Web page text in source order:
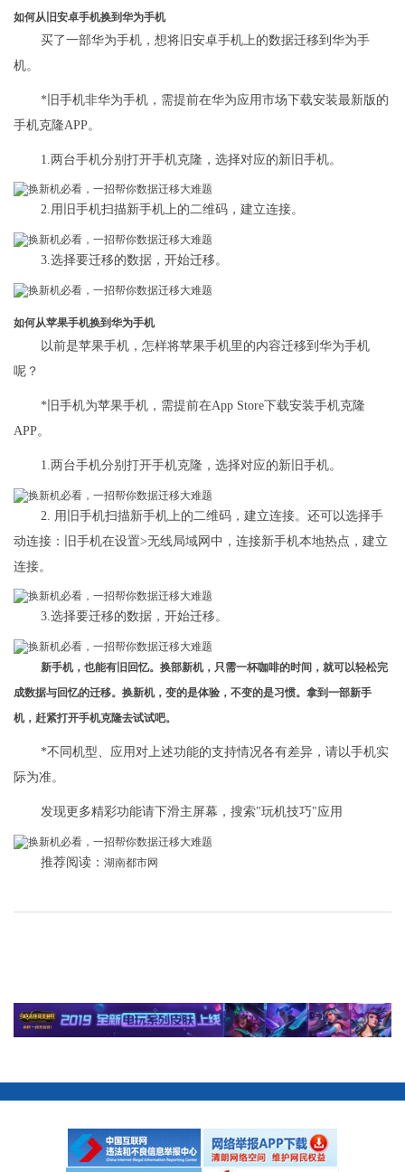
如何从旧安卓手机换到华为手机
买了一部华为手机，想将旧安卓手机上的数据迁移到华为手
机。
*旧手机非华为手机，需提前在华为应用市场下载安装最新版的
手机克隆APP。
1.两台手机分别打开手机克隆，选择对应的新旧手机。
2.用旧手机扫描新手机上的二维码，建立连接。
3.选择要迁移的数据，开始迁移。
如何从苹果手机换到华为手机
以前是苹果手机，怎样将苹果手机里的内容迁移到华为手机
呢？
*旧手机为苹果手机，需提前在App Store下载安装手机克隆
APP。
1.两台手机分别打开手机克隆，选择对应的新旧手机。
2. 用旧手机扫描新手机上的二维码，建立连接。还可以选择手
动连接：旧手机在设置>无线局域网中，连接新手机本地热点，建立
连接。
3.选择要迁移的数据，开始迁移。
新手机，也能有旧回忆。换部新机，只需一杯咖啡的时间，就可以轻松完
成数据与回忆的迁移。换新机，变的是体验，不变的是习惯。拿到一部新手
机，赶紧打开手机克隆去试试吧。
*不同机型、应用对上述功能的支持情况各有差异，请以手机实
际为准。
发现更多精彩功能请下滑主屏幕，搜索"玩机技巧"应用
推荐阅读： 湖南都市网